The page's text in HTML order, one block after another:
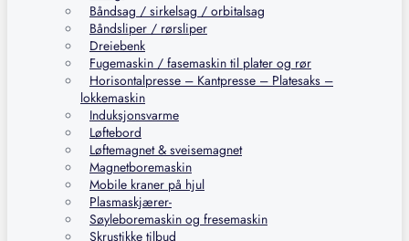
Båndsag / sirkelsag / orbitalsag
Båndsliper / rørsliper
Dreiebenk
Fugemaskin / fasemaskin til plater og rør
Horisontalpresse – Kantpresse – Platesaks –
lokkemaskin
Induksjonsvarme
Løftebord
Løftemagnet & sveisemagnet
Magnetboremaskin
Mobile kraner på hjul
Plasmaskjærer-
Søyleboremaskin og fresemaskin
Skrustikke tilbud